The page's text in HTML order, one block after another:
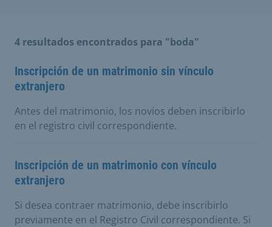
4 resultados encontrados para "boda"
Inscripción de un matrimonio sin vínculo
extranjero
Antes del matrimonio, los novios deben inscribirlo
en el registro civil correspondiente.
Inscripción de un matrimonio con vínculo
extranjero
Si desea contraer matrimonio, debe inscribirlo
previamente en el Registro Civil correspondiente. Si